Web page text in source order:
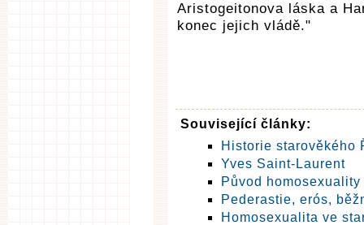
Aristogeitonova láska a
konec jejich vládě."
Související články:
Historie starověkého
Yves Saint-Laurent
Původ
Pederastie, erós,
Homosexualita ve